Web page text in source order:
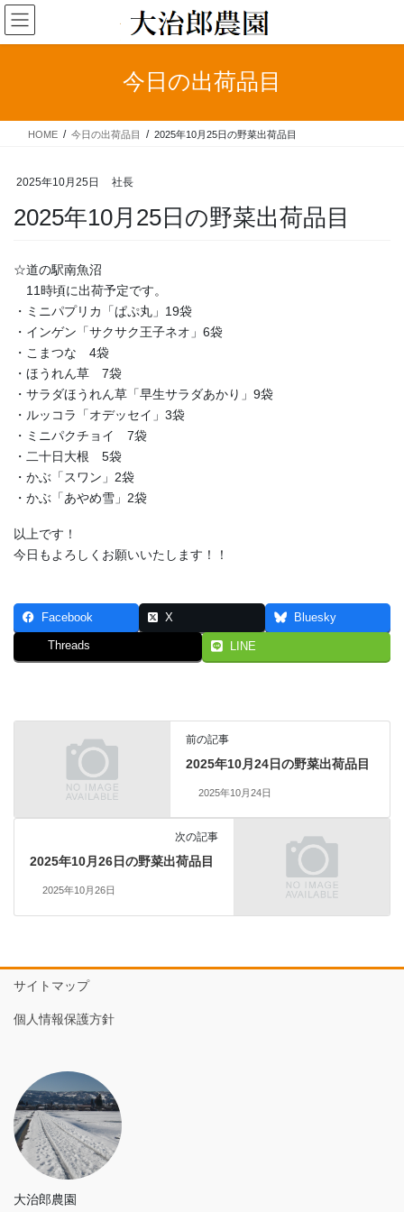
コ
ン
テ
ス
ナ
ビ
ゲ
ン
今日の出荷品目
HOME 今日の出荷品目 2025年10月25日の野菜出荷品目
2025年10月25日 社長
2025年10月25日の野菜出荷品目
☆道の駅南魚沼
11時頃に出荷予定です。
・ミニパプリカ「ぱぷ丸」19袋
・インゲン「サクサク王子ネオ」6袋
・こまつな 4袋
・ほうれん草 7袋
・サラダほうれん草「早生サラダあかり」9袋
・ルッコラ「オデッセイ」3袋
・ミニパクチョイ 7袋
・二十日大根 5袋
・かぶ「スワン」2袋
・かぶ「あやめ雪」2袋
以上です！
今日もよろしくお願いいたします！！
Facebook X Bluesky
Threads LINE
前の記事
2025年10月24日の野菜出荷品目
2025年10月24日
次の記事
2025年10月26日の野菜出荷品目
2025年10月26日
サイトマップ
個人情報保護方針
大治郎農園